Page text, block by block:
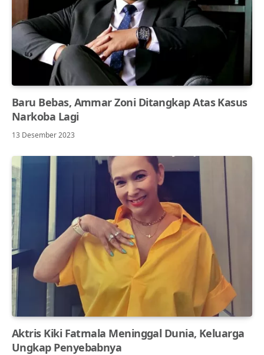
Baru Bebas, Ammar Zoni Ditangkap Atas Kasus
Narkoba Lagi
13 Desember 2023
Aktris Kiki Fatmala Meninggal Dunia, Keluarga
Ungkap Penyebabnya